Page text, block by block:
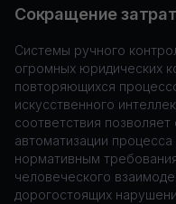
Сокращение затрат
Системы ручного
огромных юридических
повторяющихся
искусственного
соответствия
автоматизации
нормативным
человеческого
дорогостоящих